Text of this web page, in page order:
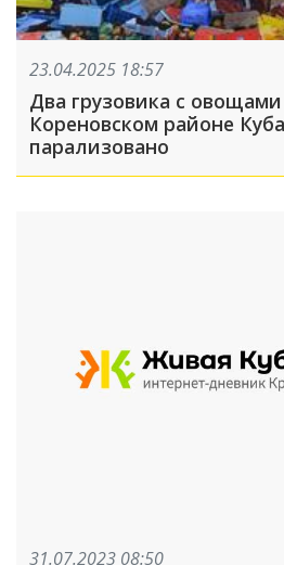
23.04.2025 18:57
Два грузовика с
Кореновском районе
парализовано
31.07.2023 08:50